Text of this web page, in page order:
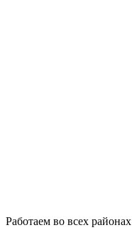
Работаем во всех